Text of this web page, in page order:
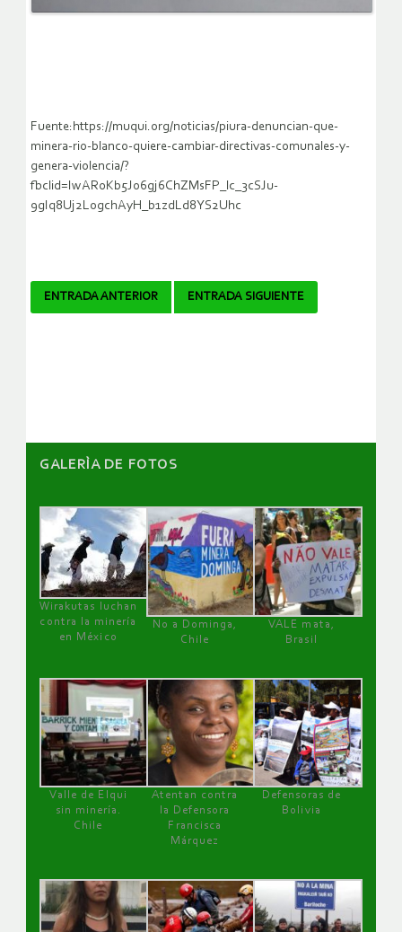
Fuente:https://muqui.org/noticias/piura-denuncian-que-
minera-rio-blanco-quiere-cambiar-directivas-comunales-y-
genera-violencia/?
fbclid=IwAR0Kb5Jo6gj6ChZMsFP_lc_3cSJu-
9gIq8Uj2LogchAyH_b1zdLd8YS2Uhc
Navegador
ENTRADA ANTERIOR ENTRADA SIGUIENTE
GALERÌA DE FOTOS
Wirakutas luchan
contra la minería
en México
No a Dominga,
Chile
VALE mata,
Brasil
Valle de Elqui
sin minería.
Chile
Atentan contra
la Defensora
Francisca
Márquez
Defensoras de
Bolivia